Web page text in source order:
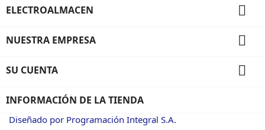
ELECTROALMACEN 
NUESTRA EMPRESA 
SU CUENTA 
INFORMACIÓN DE LA TIENDA
Diseñado por Programación Integral S.A.